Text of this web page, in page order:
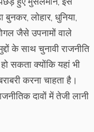
लोहार, धुनिया,
जैसे उपनामों वाले
के साथ चुनावी राजनीति
सकता क्योंकि यहां भी
करना चाहता है।
दावों में तेजी लानी